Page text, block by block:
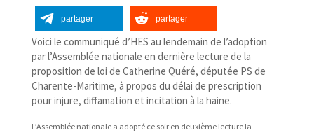
partager partager
Voici le communiqué d’HES au lendemain de l’adoption
par l’Assemblée nationale en dernière lecture de la
proposition de loi de Catherine Quéré, députée PS de
Charente-​Maritime, à propos du délai de prescription
pour injure, diffamation et incitation à la haine.
L’Assemblée nationale a adopté ce soir en deuxième lecture la